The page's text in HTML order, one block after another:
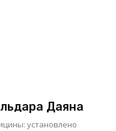
Даяна
установлено